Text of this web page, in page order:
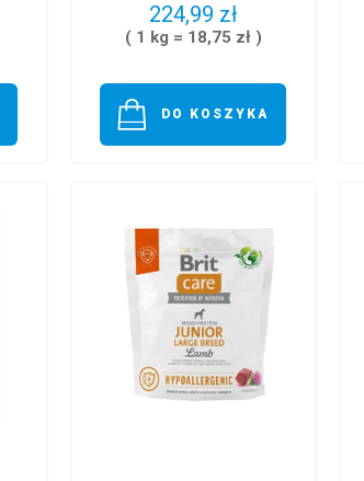
224,99 zł
( 1 kg = 18,75 zł )
DO KOSZYKA